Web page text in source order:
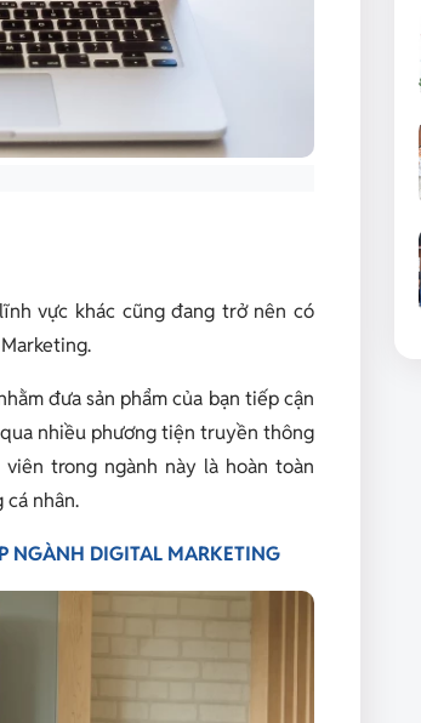
vực khác cũng đang trở nên có
đưa sản phẩm của bạn tiếp cận
nhiều phương tiện truyền thông
trong ngành này là hoàn toàn
cá nhân.
NGÀNH DIGITAL MARKETING